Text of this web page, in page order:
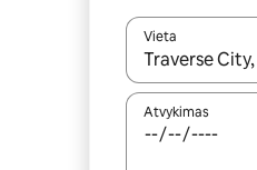
Vieta
Kai pasirodys
Atvykimas